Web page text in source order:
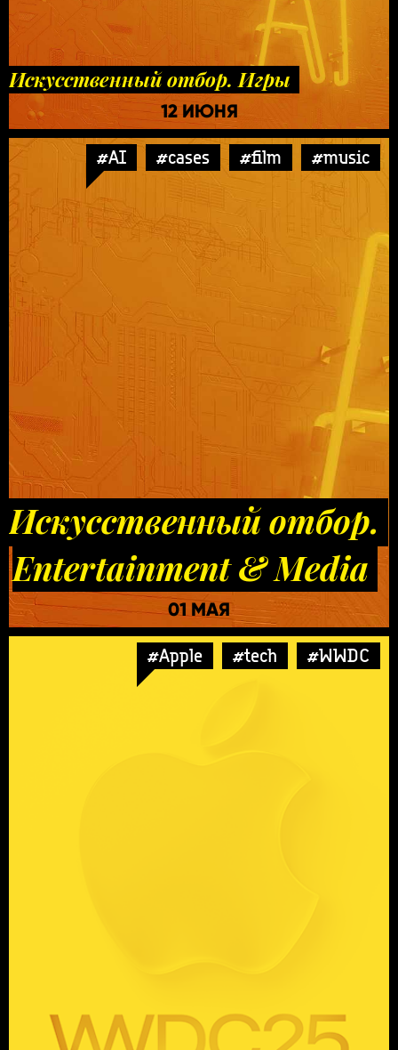
Искусственный отбор. Игры
12 ИЮНЯ
#AI #cases #film #music
Искусственный отбор.
Entertainment & Media
01 МАЯ
#Apple #tech #WWDC